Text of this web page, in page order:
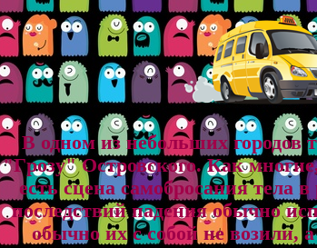
В одном из небольших гоpодов
"Гpозy" Остpовского. Как
есть сцена самобpосания тела
последствий падения обычно
обычно их с собой не возили,